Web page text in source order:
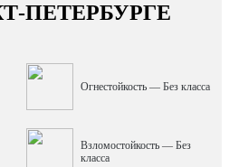
ПЕТЕРБУРГЕ
Огнестойкость — Без класса
Взломостойкость — Без
класса